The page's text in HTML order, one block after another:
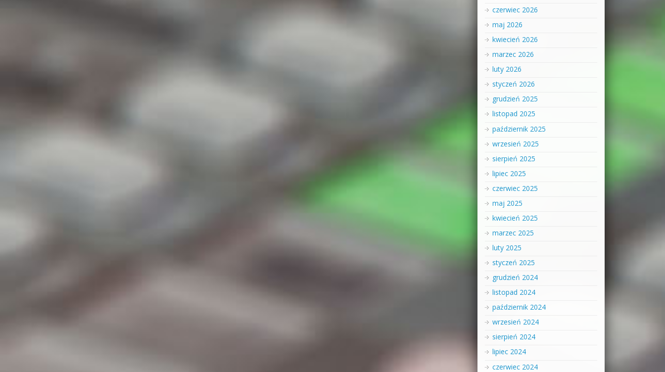
czerwiec 2026
maj 2026
kwiecień 2026
marzec 2026
luty 2026
styczeń 2026
grudzień 2025
listopad 2025
październik 2025
wrzesień 2025
sierpień 2025
lipiec 2025
czerwiec 2025
maj 2025
kwiecień 2025
marzec 2025
luty 2025
styczeń 2025
grudzień 2024
listopad 2024
październik 2024
wrzesień 2024
sierpień 2024
lipiec 2024
czerwiec 2024